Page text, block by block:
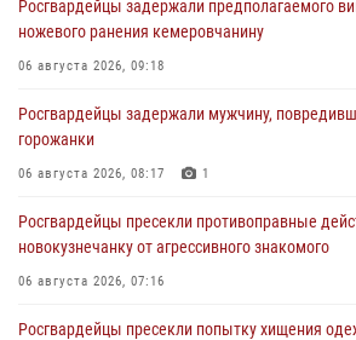
Росгвардейцы задержали предполагаемого
ножевого ранения кемеровчанину
06 августа 2026, 09:18
Росгвардейцы задержали мужчину,
горожанки
06 августа 2026, 08:17 1
Росгвардейцы пресекли противоправные
новокузнечанку от агрессивного знакомого
06 августа 2026, 07:16
Росгвардейцы пресекли попытку хищения